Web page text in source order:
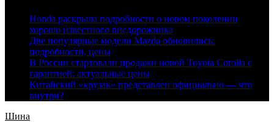
Honda раскрыла подробности о новом поколении
хорошо известного внедорожника
Две популярные модели Mazda обновились:
подробности, цены
В России стартовали продажи новой Toyota Corolla с
гарантией: актуальные цены
Китайский «крузак» представлен официально — что
внутри?
Шина